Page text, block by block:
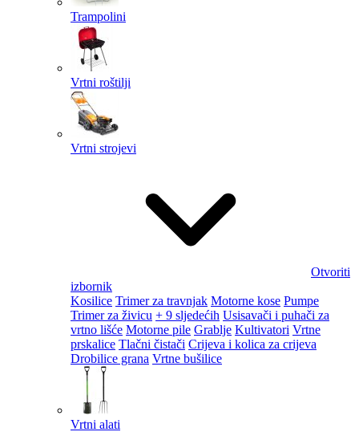
Trampolini
Vrtni roštilji
Vrtni strojevi
Otvoriti
izbornik
Kosilice Trimer za travnjak Motorne kose Pumpe
Trimer za živicu + 9 sljedećih Usisavači i puhači za
vrtno lišće Motorne pile Grablje Kultivatori Vrtne
prskalice Tlačni čistači Crijeva i kolica za crijeva
Drobilice grana Vrtne bušilice
Vrtni alati